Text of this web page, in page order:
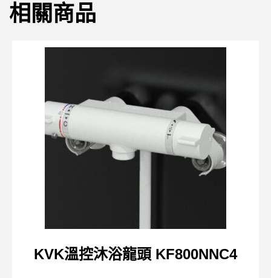
相關商品
KVK溫控沐浴龍頭 KF800NNC4